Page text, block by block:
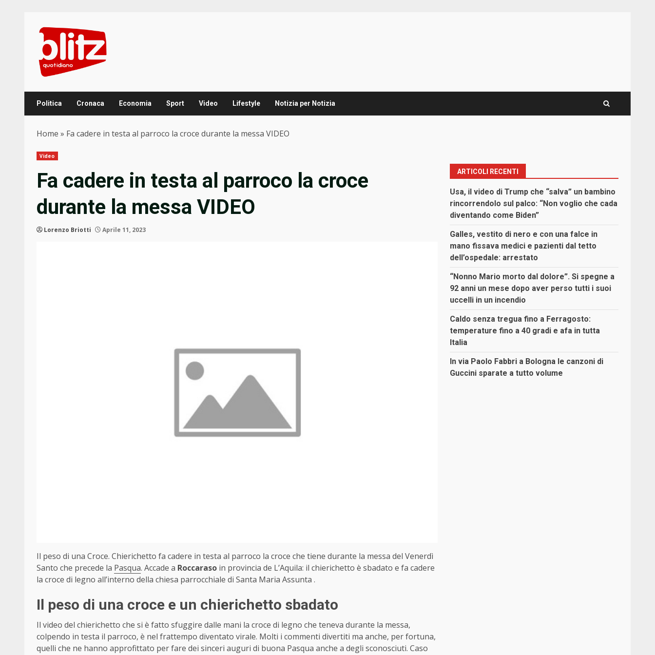
content
Politica Cronaca Economia Sport Video Lifestyle Notizia per Notizia
Home » Fa cadere in testa al parroco la croce durante la messa VIDEO
Video
Fa cadere in testa al parroco la croce
durante la messa VIDEO
Lorenzo Briotti Aprile 11, 2023
Il peso di una Croce. Chierichetto fa cadere in testa al parroco la croce che tiene durante la messa del Venerdì
Santo che precede la Pasqua. Accade a Roccaraso in provincia de L’Aquila: il chierichetto è sbadato e fa cadere
la croce di legno all’interno della chiesa parrocchiale di Santa Maria Assunta .
Il peso di una croce e un chierichetto sbadato
Il video del chierichetto che si è fatto sfuggire dalle mani la croce di legno che teneva durante la messa,
colpendo in testa il parroco, è nel frattempo diventato virale. Molti i commenti divertiti ma anche, per fortuna,
quelli che ne hanno approfittato per fare dei sinceri auguri di buona Pasqua anche a degli sconosciuti. Caso
ARTICOLI RECENTI
Usa, il video di Trump che “salva” un bambino
rincorrendolo sul palco: “Non voglio che cada
diventando come Biden”
Galles, vestito di nero e con una falce in
mano fissava medici e pazienti dal tetto
dell’ospedale: arrestato
“Nonno Mario morto dal dolore”. Si spegne a
92 anni un mese dopo aver perso tutti i suoi
uccelli in un incendio
Caldo senza tregua fino a Ferragosto:
temperature fino a 40 gradi e afa in tutta
Italia
In via Paolo Fabbri a Bologna le canzoni di
Guccini sparate a tutto volume